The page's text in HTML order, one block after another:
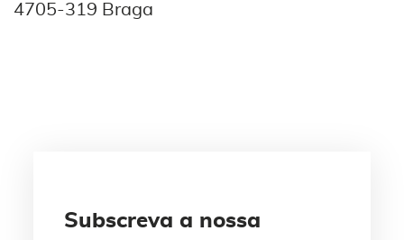
4705-319 Braga
Subscreva a nossa